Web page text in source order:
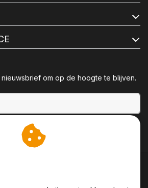
om op de hoogte te blijven.